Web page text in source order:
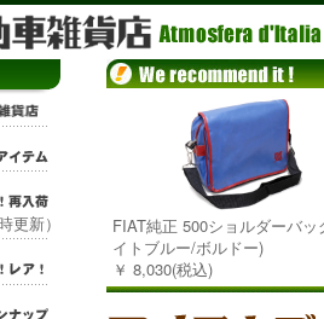
更新）
FIAT純正 500ショルダーバッ
イトブルー/ボルドー)
￥ 8,030(税込)